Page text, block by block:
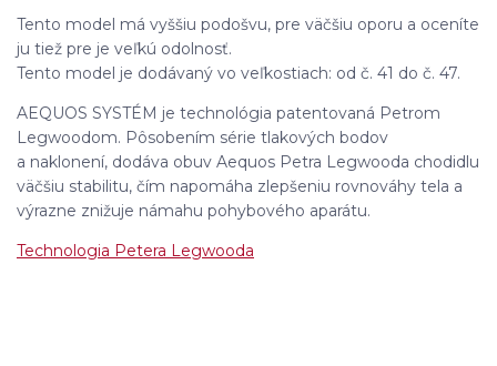
Tento model má vyššiu podošvu, pre väčšiu oporu a oceníte
ju tiež pre je veľkú odolnosť.
Tento model je dodávaný vo veľkostiach: od č. 41 do č. 47.
AEQUOS SYSTÉM je technológia patentovaná Petrom
Legwoodom. Pôsobením série tlakových bodov
a naklonení, dodáva obuv Aequos Petra Legwooda chodidlu
väčšiu stabilitu, čím napomáha zlepšeniu rovnováhy tela a
výrazne znižuje námahu pohybového aparátu.
Technologia Petera Legwooda